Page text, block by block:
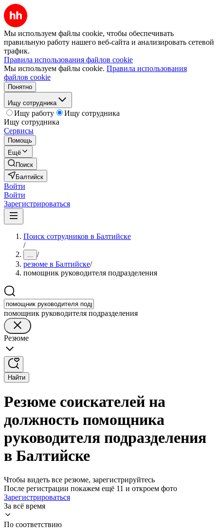
Мы используем файлы cookie, чтобы обеспечивать
правильную работу нашего веб-сайта и анализировать сетевой
трафик.
Правила использования файлов cookie
Мы используем файлы cookie. Правила использования
файлов cookie
Понятно
Ищу сотрудника
Ищу работу
Ищу сотрудника
Ищу сотрудника
Сервисы
Помощь
Ещё
Поиск
Балтийск
Войти
Войти
Зарегистрироваться
Поиск сотрудников в Балтийске
/
... /
резюме в Балтийске/
помощник руководителя подразделения
помощник руководителя подразделения
Резюме
Найти
Резюме соискателей на
должность помощника
руководителя подразделения
в Балтийске
Чтобы видеть все резюме, зарегистрируйтесь
После регистрации покажем ещё 11 и откроем фото
Зарегистрироваться
За всё время
По соответствию